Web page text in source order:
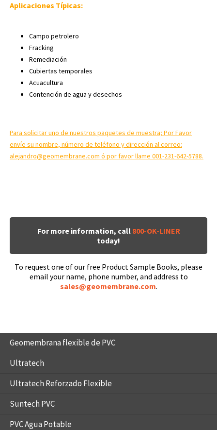
Aplicaciones Típicas:
Campo petrolero
Fracking
Remediación
Cubiertas temporales
Acuacultura
Contención de agua y desechos
Para solicitar uno de nuestros paquetes de muestra; Por Favor
envíe su nombre, número de teléfono y dirección al correo:
alejandro@geomembrane.com ó por favor llame 001-231-642-5788.
For more information, call 800-OK-LINER
today!
To request one of our free Product Sample Books, please
email your name, phone number, and address to
sales@geomembrane.com.
Geomembrana flexible de PVC
Ultratech
Ultratech Reforzado Flexible
Suntech PVC
PVC Agua Potable